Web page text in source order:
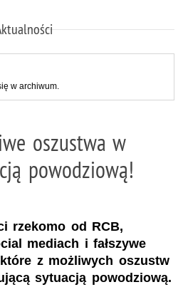
w archiwum.
oszustwa w
powodziową!
rzekomo od RCB,
mediach i fałszywe
z możliwych oszustw
sytuacją powodziową.